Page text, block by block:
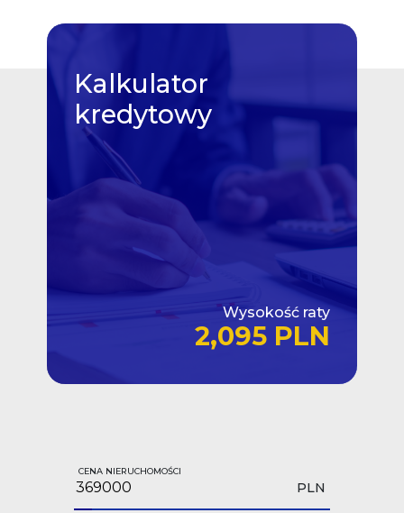
Kalkulator
kredytowy
Wysokość raty
2,095 PLN
CENA NIERUCHOMOŚCI
PLN